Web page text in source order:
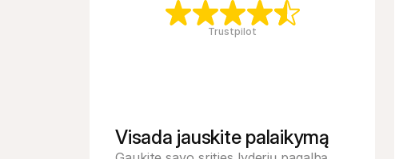
Trustpilot
Visada jauskite palaikymą